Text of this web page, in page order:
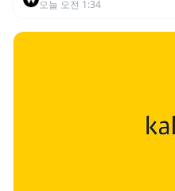
오늘 오전 1:34